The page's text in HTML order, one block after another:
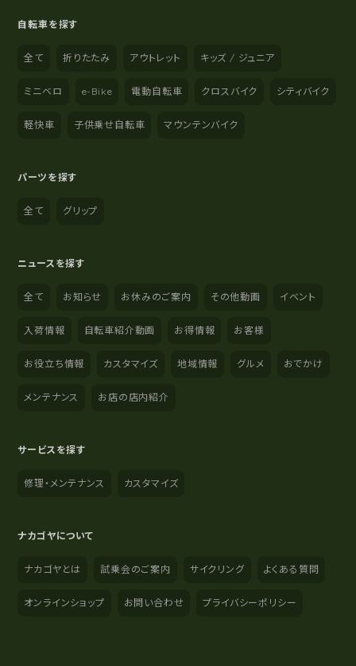
自転車を探す
全て 折りたたみ アウトレット キッズ / ジュニア
ミニベロ e-Bike 電動自転車 クロスバイク シティバイク
軽快車 子供乗せ自転車 マウンテンバイク
パーツを探す
全て グリップ
ニュースを探す
全て お知らせ お休みのご案内 その他動画 イベント
入荷情報 自転車紹介動画 お得情報 お客様
お役立ち情報 カスタマイズ 地域情報 グルメ おでかけ
メンテナンス お店の店内紹介
サービスを探す
修理・メンテナンス カスタマイズ
ナカゴヤについて
ナカゴヤとは 試乗会のご案内 サイクリング よくある質問
オンラインショップ お問い合わせ プライバシーポリシー